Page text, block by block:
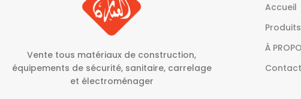
Vente tous matériaux de construction,
équipements de sécurité, sanitaire, carrelage
et électroménager
Accueil
Produits
À
Contact